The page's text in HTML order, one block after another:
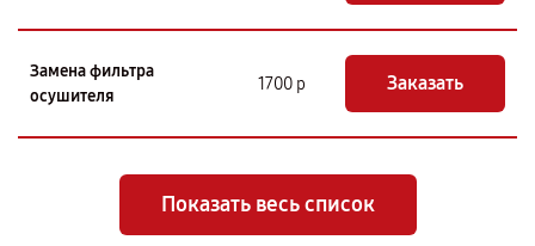
Замена фильтра
осушителя
1700 р Заказать
Показать весь список